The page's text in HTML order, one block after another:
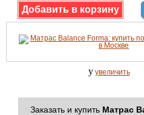
y увеличить
Заказать и купить Матрас